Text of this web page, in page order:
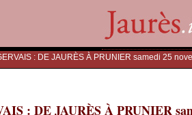
: DE JAURÈS À PRUNIER samedi 25
: DE JAURÈS À PRUNIER